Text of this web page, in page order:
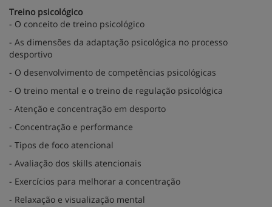
Treino psicológico
- O conceito de treino psicológico
- As dimensões da adaptação psicológica no processo
desportivo
- O desenvolvimento de competências psicológicas
- O treino mental e o treino de regulação psicológica
- Atenção e concentração em desporto
- Concentração e performance
- Tipos de foco atencional
- Avaliação dos skills atencionais
- Exercícios para melhorar a concentração
- Relaxação e visualização mental